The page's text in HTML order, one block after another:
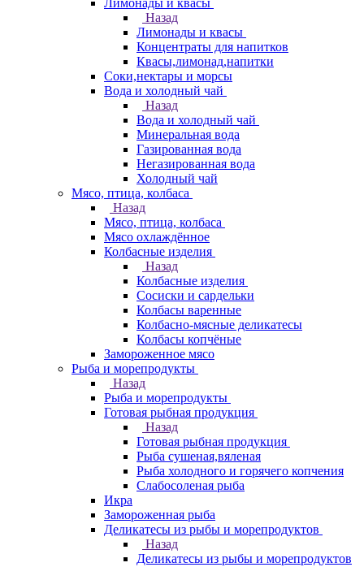
Лимонады и квасы
Назад
Лимонады и квасы
Концентраты для напитков
Квасы,лимонад,напитки
Соки,нектары и морсы
Вода и холодный чай
Назад
Вода и холодный чай
Минеральная вода
Газированная вода
Негазированная вода
Холодный чай
Мясо, птица, колбаса
Назад
Мясо, птица, колбаса
Мясо охлаждённое
Колбасные изделия
Назад
Колбасные изделия
Сосиски и сардельки
Колбасы варенные
Колбасно-мясные деликатесы
Колбасы копчёные
Замороженное мясо
Рыба и морепродукты
Назад
Рыба и морепродукты
Готовая рыбная продукция
Назад
Готовая рыбная продукция
Рыба сушеная,вяленая
Рыба холодного и горячего копчения
Слабосоленая рыба
Икра
Замороженная рыба
Деликатесы из рыбы и морепродуктов
Назад
Деликатесы из рыбы и морепродуктов